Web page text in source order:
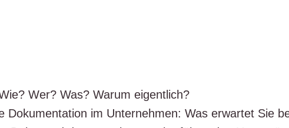
Wer? Was? War­um eigent­lich?
Doku­men­ta­ti­on im Unter­neh­men: Was erwar­tet Sie